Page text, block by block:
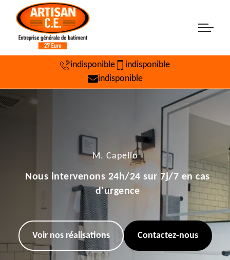
indisponible
indisponible
indisponible
M. Capello
Nous intervenons 24h/24 sur 7j/7 en cas
d'urgence
Voir nos réalisations Contactez-nous